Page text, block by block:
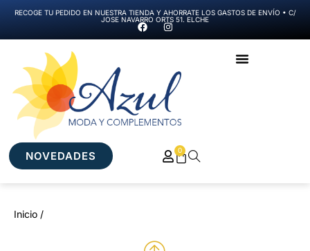
RECOGE TU PEDIDO EN NUESTRA TIENDA Y AHORRATE LOS GASTOS DE ENVÍO • C/
JOSE NAVARRO ORTS 51. ELCHE
NOVEDADES 0
Inicio /